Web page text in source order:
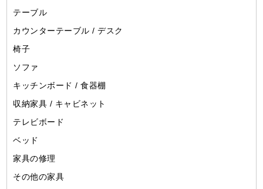
テーブル
カウンターテーブル / デスク
椅子
ソファ
キッチンボード / 食器棚
収納家具 / キャビネット
テレビボード
ベッド
家具の修理
その他の家具